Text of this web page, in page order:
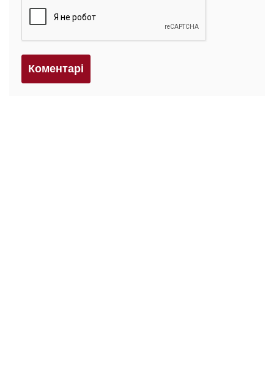
Коментарi